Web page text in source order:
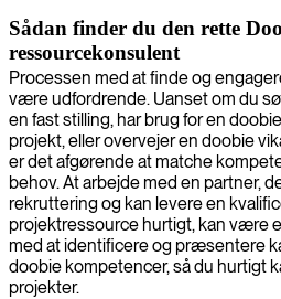
Sådan finder du den rette
ressourcekonsulent
Processen med at finde og
være udfordrende. Uanset om du
en fast stilling, har brug for en
projekt, eller overvejer en doobie
er det afgørende at matche
behov. At arbejde med en partner,
rekruttering og kan levere en
projektressource hurtigt, kan være
med at identificere og præsentere
doobie kompetencer, så du hurtigt
projekter.